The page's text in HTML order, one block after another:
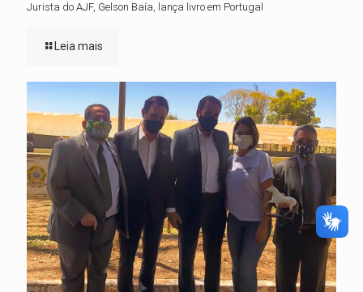
Jurista do AJF, Gelson Baía, lança livro em Portugal
Leia mais